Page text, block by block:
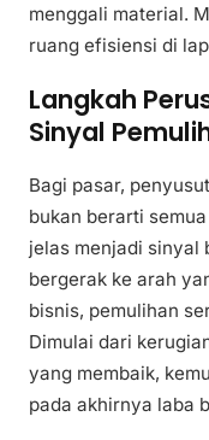
menggali material.
ruang efisiensi di
Langkah
Sinyal
Bagi pasar,
bukan berarti
jelas menjadi sinyal
bergerak ke arah
bisnis, pemulihan
Dimulai dari
yang membaik,
pada akhirnya laba